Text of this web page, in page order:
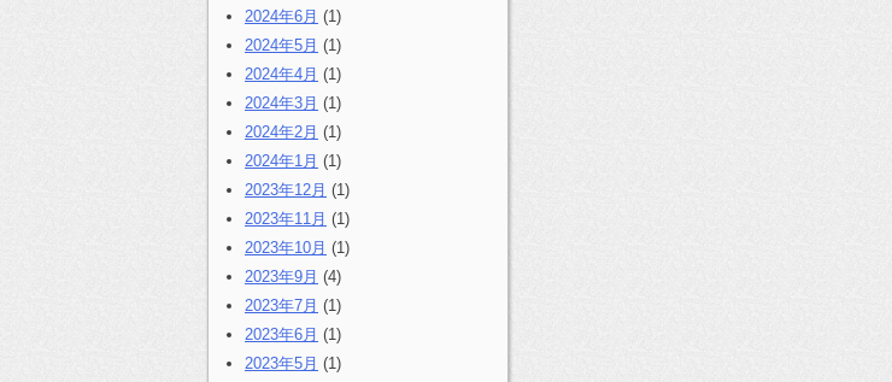
2024年6月 (1)
2024年5月 (1)
2024年4月 (1)
2024年3月 (1)
2024年2月 (1)
2024年1月 (1)
2023年12月 (1)
2023年11月 (1)
2023年10月 (1)
2023年9月 (4)
2023年7月 (1)
2023年6月 (1)
2023年5月 (1)